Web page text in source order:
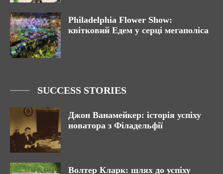
Philadelphia Flower Show:
квітковий Едем у серці мегаполіса
SUCCESS STORIES
Джон Ванамейкер: історія успіху
новатора з Філадельфії
Волтер Кларк: шлях до успіху